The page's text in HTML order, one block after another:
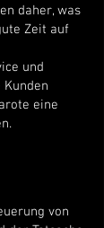
daher, was
Zeit auf
und
eine
von